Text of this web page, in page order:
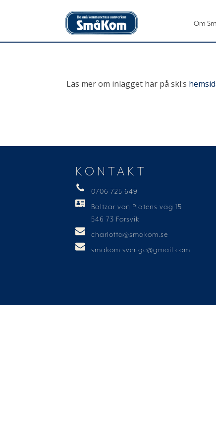
Om
Läs mer om inlägget här på skl:s
KONTAKT
0706 725 649
Baltzar von Platens väg 15
546 73 Forsvik
charlotta@smakom.se
smakom.sverige@gmail.com